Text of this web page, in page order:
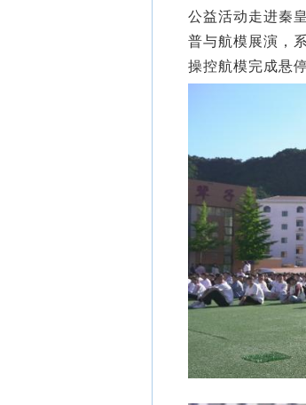
公益活动走进秦
普与航模展演，
操控航模完成悬